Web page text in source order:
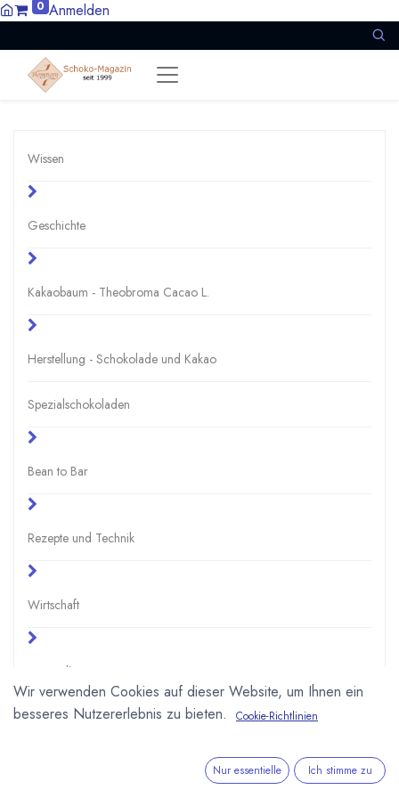
0 Anmelden
Wissen
Geschichte
Kakaobaum - Theobroma Cacao L.
Herstellung - Schokolade und Kakao
Spezialschokoladen
Bean to Bar
Rezepte und Technik
Wirtschaft
Gesundheit
Wir verwenden Cookies auf dieser Website, um Ihnen ein
besseres Nutzererlebnis zu bieten.
Cookie-Richtlinien
Nur essentielle Ich stimme zu